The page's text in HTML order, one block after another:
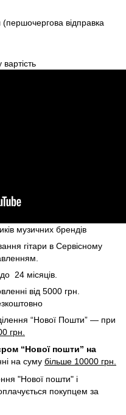
(першочергова відправка
музичних брендів
гітари в Сервісному
24 місяців.
від 5000 грн.
“Нової Пошти” — при
грн.
“Нової пошти” на
на суму більше 10000 грн.
"Нової пошти" і
покупцем за